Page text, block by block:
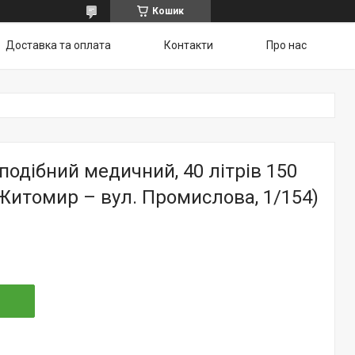
Кошик
Доставка та оплата Контакти Про нас
медичний, 40 літрів 150
– вул. Промислова, 1/154)